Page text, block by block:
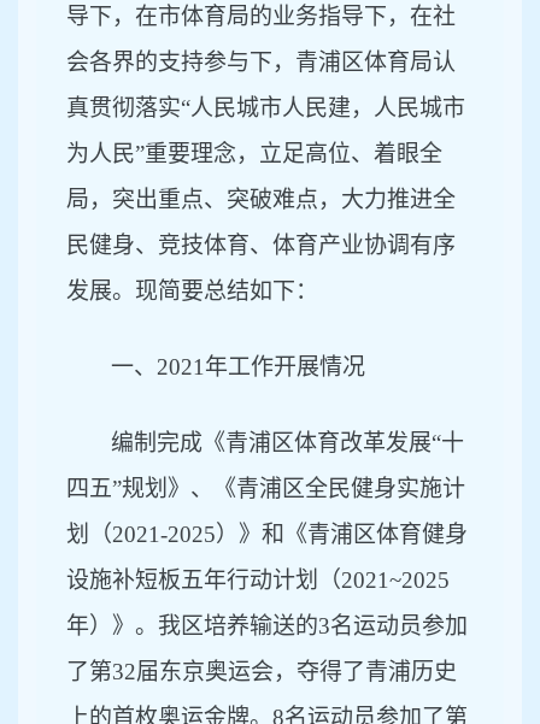
导下，在市体育局的业务指导下，在社
会各界的支持参与下，青浦区体育局认
真贯彻落实“人民城市人民建，人民城市
为人民”重要理念，立足高位、着眼全
局，突出重点、突破难点，大力推进全
民健身、竞技体育、体育产业协调有序
发展。现简要总结如下：
一、 2021年工作开展情况
编制完成《青浦区体育改革发展“十
四五”规划》、《青浦区全民健身实施计
划（2021-2025）》和《青浦区体育健身
设施补短板五年行动计划（2021~2025
年）》。 我区培养输送的3名运动员参加
了第32届东京奥运会，夺得了青浦历史
上的首枚奥运金牌。8名运动员参加了第